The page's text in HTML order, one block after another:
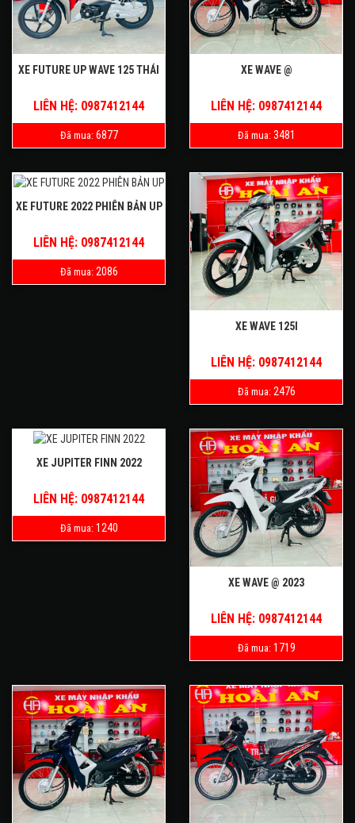
XE FUTURE UP WAVE 125 THÁI
LIÊN HỆ: 0987412144
Đã mua: 6877
XE WAVE @
LIÊN HỆ: 0987412144
Đã mua: 3481
XE FUTURE 2022 PHIÊN BẢN UP
LIÊN HỆ: 0987412144
Đã mua: 2086
XE WAVE 125I
LIÊN HỆ: 0987412144
Đã mua: 2476
XE JUPITER FINN 2022
LIÊN HỆ: 0987412144
Đã mua: 1240
XE WAVE @ 2023
LIÊN HỆ: 0987412144
Đã mua: 1719